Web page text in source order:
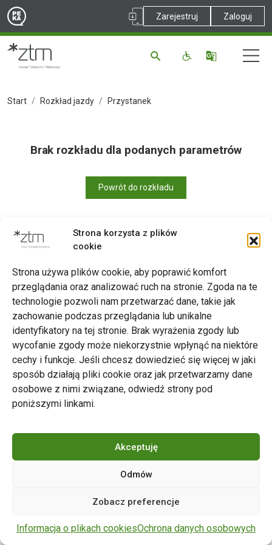
Strona korzysta z plików
cookie
Strona używa plików cookie, aby poprawić komfort
przeglądania oraz analizować ruch na stronie. Zgoda na te
technologie pozwoli nam przetwarzać dane, takie jak
zachowanie podczas przeglądania lub unikalne
identyfikatory na tej stronie. Brak wyrażenia zgody lub
wycofanie zgody może niekorzystnie wpłynąć na niektóre
cechy i funkcje. Jeśli chcesz dowiedzieć się więcej w jaki
sposób działają pliki cookie oraz jak przetwarzamy dane
osobowe z nimi związane, odwiedź strony pod
poniższymi linkami.
Akceptuję
Odmów
Zobacz preferencje
Informacja o plikach cookiesOchrona danych osobowych
Zarejestruj Zaloguj
Start Rozkład jazdy Przystanek
Brak rozkładu dla podanych parametrów
Powrót do rozkładu
Zarząd Transportu Miejskiego w Poznaniu
Napisz do nas
tel. 61 646 33 44
ul. Matejki 59, 60-770 Poznań
zastrzeżone.